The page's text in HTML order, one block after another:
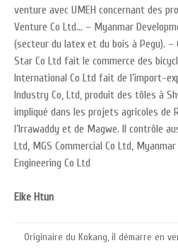
venture avec UMEH concernant des
Venture Co Ltd… – Myanmar
(secteur du latex et du bois à Pegu). –
Star Co Ltd fait le commerce des
International Co Ltd fait de l’import-
Industry Co, Ltd, produit des tôles à
impliqué dans les projets agricoles de
l’Irrawaddy et de Magwe. Il contrôle
Ltd, MGS Commercial Co Ltd,
Engineering Co Ltd
Eike Htun
Originaire du Kokang, il démarre en